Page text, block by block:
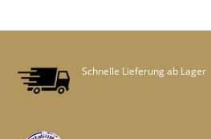
Schnelle Lieferung ab Lager